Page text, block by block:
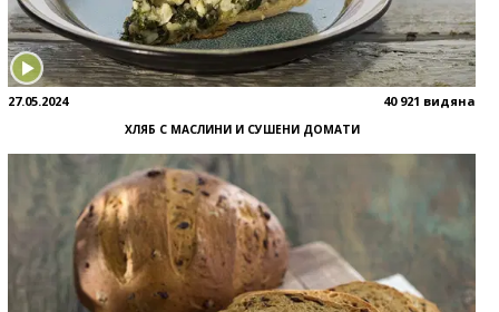
27.05.2024 40 921 видяна
ХЛЯБ С МАСЛИНИ И СУШЕНИ ДОМАТИ